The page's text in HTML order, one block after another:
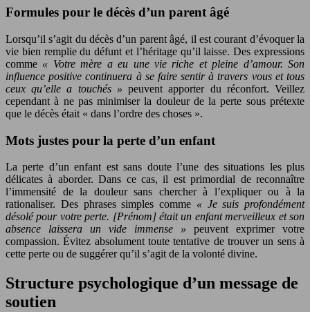
Formules pour le décès d’un parent âgé
Lorsqu’il s’agit du décès d’un parent âgé, il est courant d’évoquer la
vie bien remplie du défunt et l’héritage qu’il laisse. Des expressions
comme « Votre mère a eu une vie riche et pleine d’amour. Son
influence positive continuera à se faire sentir à travers vous et tous
ceux qu’elle a touchés »peuvent apporter du réconfort. Veillez
cependant à ne pas minimiser la douleur de la perte sous prétexte
que le décès était « dans l’ordre des choses ».
Mots justes pour la perte d’un enfant
La perte d’un enfant est sans doute l’une des situations les plus
délicates à aborder. Dans ce cas, il est primordial de reconnaître
l’immensité de la douleur sans chercher à l’expliquer ou à la
rationaliser. Des phrases simples comme « Je suis profondément
désolé pour votre perte. [Prénom] était un enfant merveilleux et son
absence laissera un vide immense » peuvent exprimer votre
compassion. Évitez absolument toute tentative de trouver un sens à
cette perte ou de suggérer qu’il s’agit de la volonté divine.
Structure psychologique d’un message de
soutien